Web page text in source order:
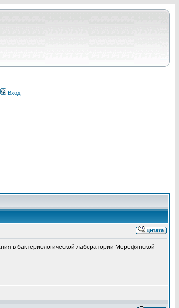
Вход
в бактериологической лаборатории Мерефянской